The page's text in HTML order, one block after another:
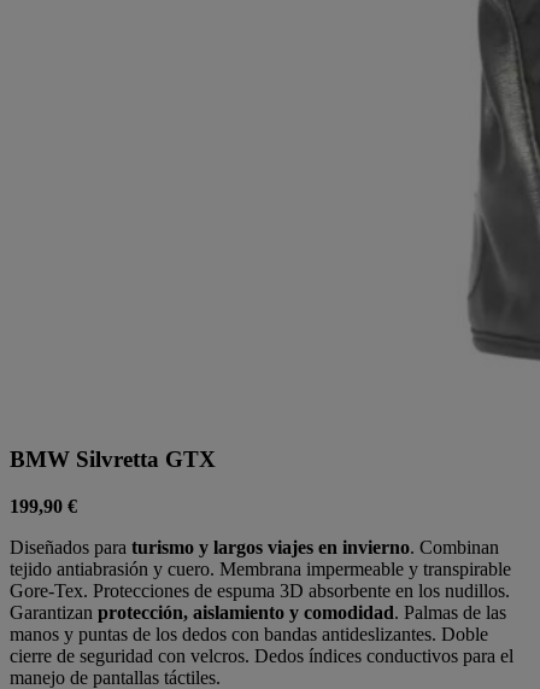
BMW Silvretta GTX
199,90 €
Diseñados para turismo y largos viajes en invierno. Combinan
tejido antiabrasión y cuero. Membrana impermeable y transpirable
Gore-Tex. Protecciones de espuma 3D absorbente en los nudillos.
Garantizan protección, aislamiento y comodidad. Palmas de las
manos y puntas de los dedos con bandas antideslizantes. Doble
cierre de seguridad con velcros. Dedos índices conductivos para el
manejo de pantallas táctiles.